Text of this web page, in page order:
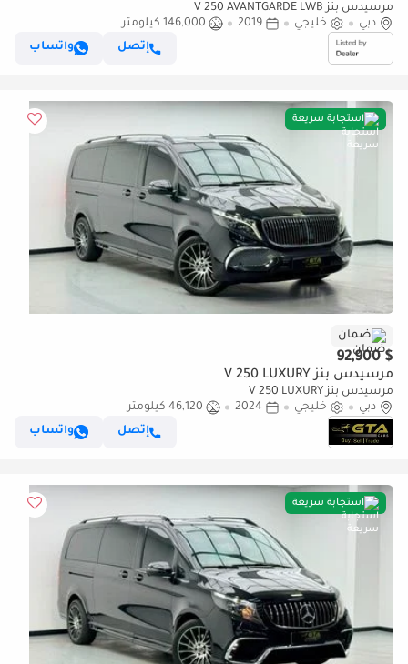
مرسيدس بنز V 250 AVANTGARDE LWB
دبي
خليجي 2019
146,000 كيلومتر
إتصل
واتساب
استجابة سريعة
ضمان
$ 92,900
مرسيدس بنز V 250 LUXURY
مرسيدس بنز V 250 LUXURY
دبي
خليجي 2024
46,120 كيلومتر
إتصل
واتساب
استجابة سريعة